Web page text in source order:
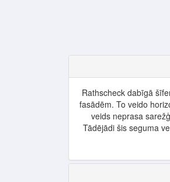
Rathscheck dabīgā
fasādēm. To veido
veids neprasa
Tādējādi šis seguma